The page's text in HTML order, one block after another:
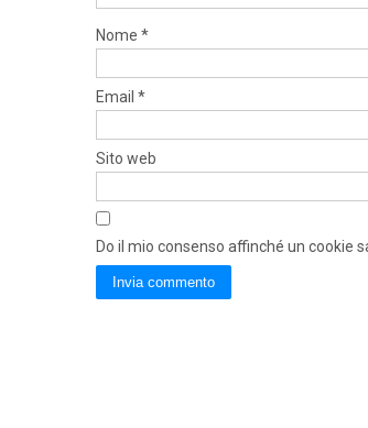
Nome *
Email *
Sito web
Do il mio consenso affinché un cookie